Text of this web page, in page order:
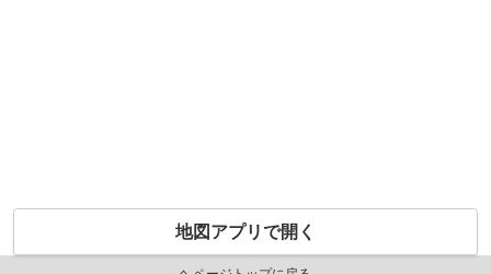
地図アプリで開く